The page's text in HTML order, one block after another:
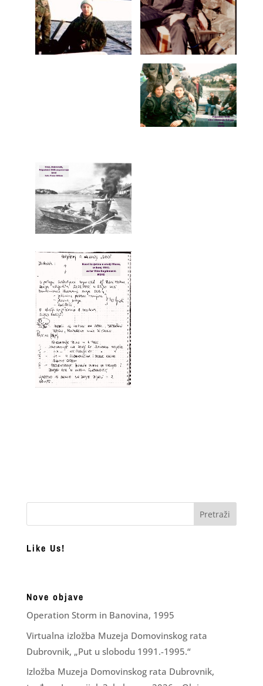
Like Us!
Nove objave
Operation Storm in Banovina, 1995
Virtualna izložba Muzeja Domovinskog rata
Dubrovnik, „Put u slobodu 1991.-1995.“
Izložba Muzeja Domovinskog rata Dubrovnik,